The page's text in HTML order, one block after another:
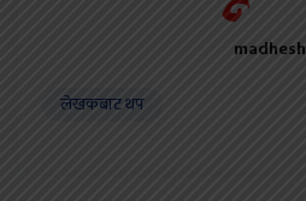
madhesh
लेखकबाट थप